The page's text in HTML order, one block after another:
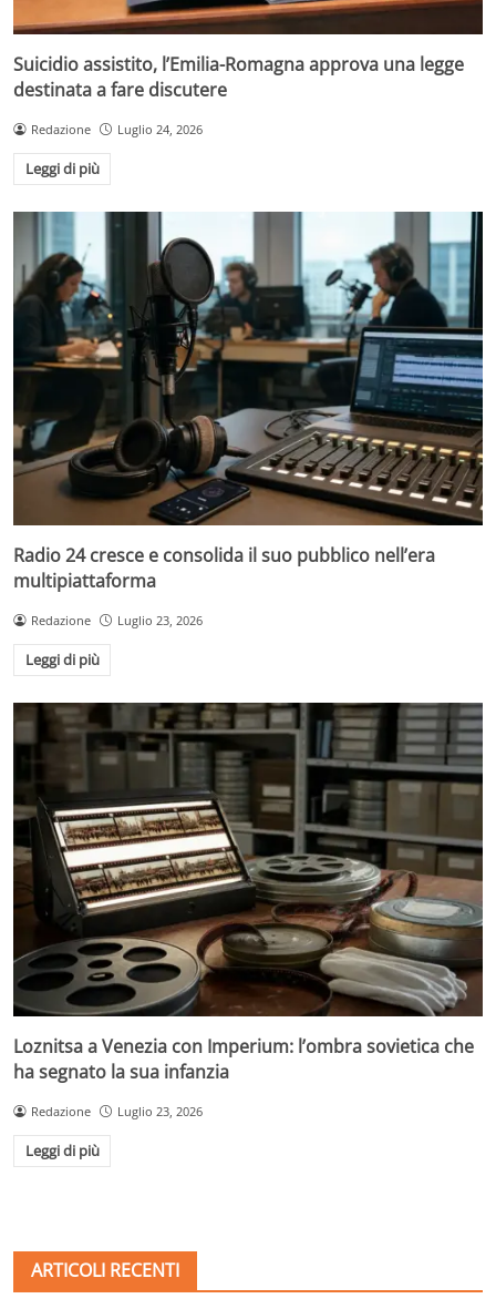
Suicidio assistito, l’Emilia-Romagna approva una legge
destinata a fare discutere
Redazione Luglio 24, 2026
Leggi di più
Radio 24 cresce e consolida il suo pubblico nell’era
multipiattaforma
Redazione Luglio 23, 2026
Leggi di più
Loznitsa a Venezia con Imperium: l’ombra sovietica che
ha segnato la sua infanzia
Redazione Luglio 23, 2026
Leggi di più
ARTICOLI RECENTI